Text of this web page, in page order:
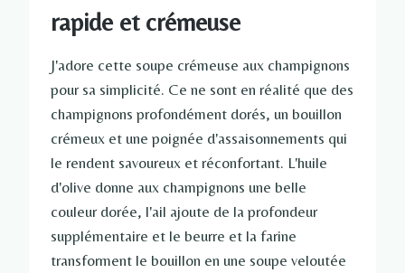
rapide et crémeuse
J'adore cette soupe crémeuse aux champignons
pour sa simplicité. Ce ne sont en réalité que des
champignons profondément dorés, un bouillon
crémeux et une poignée d'assaisonnements qui
le rendent savoureux et réconfortant. L'huile
d'olive donne aux champignons une belle
couleur dorée, l'ail ajoute de la profondeur
supplémentaire et le beurre et la farine
transforment le bouillon en une soupe veloutée